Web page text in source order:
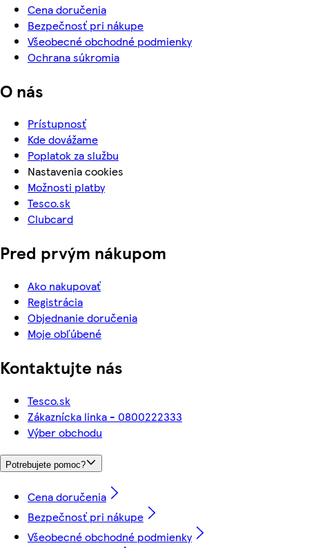
Cena doručenia
Bezpečnosť pri nákupe
Všeobecné obchodné podmienky
Ochrana súkromia
O nás
Prístupnosť
Kde dovážame
Poplatok za službu
Nastavenia cookies
Možnosti platby
Tesco.sk
Clubcard
Pred prvým nákupom
Ako nakupovať
Registrácia
Objednanie doručenia
Moje obľúbené
Kontaktujte nás
Tesco.sk
Zákaznícka linka - 0800222333
Výber obchodu
Potrebujete pomoc?
Cena doručenia
Bezpečnosť pri nákupe
Všeobecné obchodné podmienky